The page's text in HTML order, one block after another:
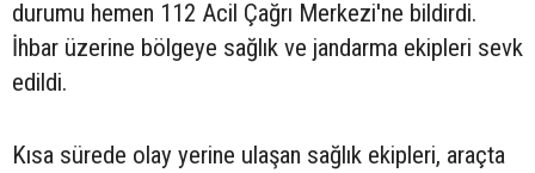
durumu hemen 112 Acil Çağrı Merkezi'ne bildirdi.
İhbar üzerine bölgeye sağlık ve jandarma ekipleri sevk
edildi.
Kısa sürede olay yerine ulaşan sağlık ekipleri, araçta